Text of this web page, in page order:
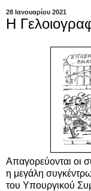
28 Ιανουαρίου 2021
Η
Aπαγορεύονται οι
η μεγάλη
του Υπουργικού